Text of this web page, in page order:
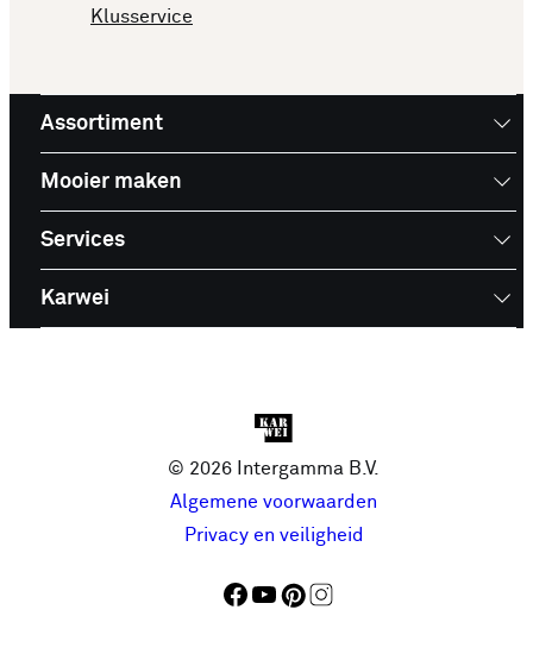
Klusservice
Assortiment
Mooier maken
Services
Karwei
© 2026 Intergamma B.V.
Algemene voorwaarden
Privacy en veiligheid